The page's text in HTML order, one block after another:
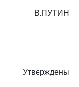
В.ПУТИН
Утверждены